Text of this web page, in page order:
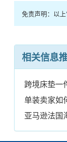
免责声明：以
相关信息
跨境床垫一
单装卖家如
亚马逊法国